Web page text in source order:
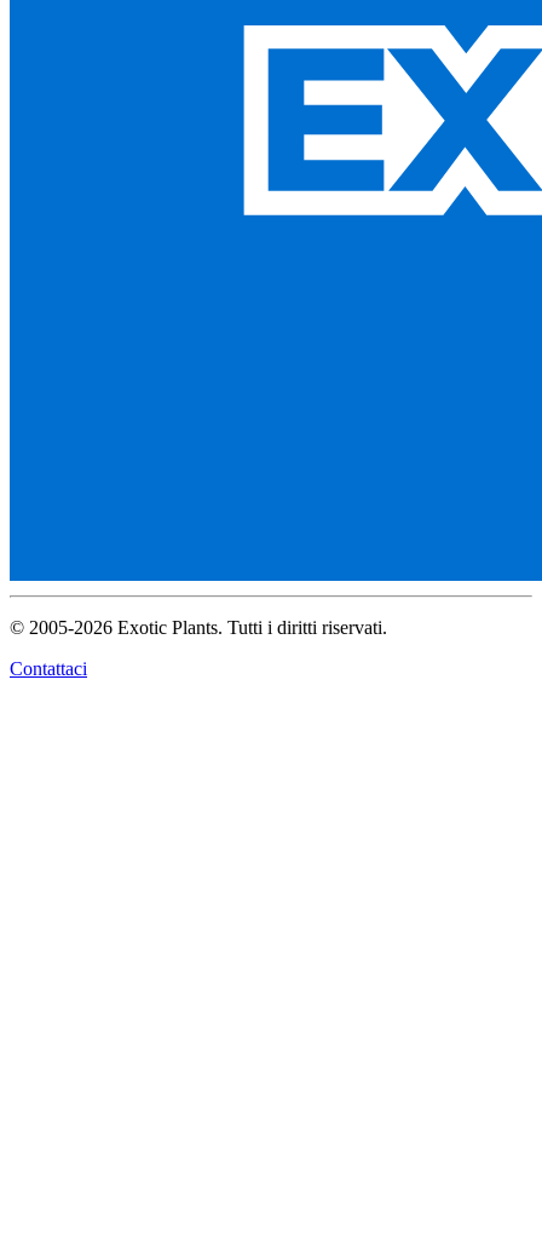
© 2005-2026 Exotic Plants. Tutti i diritti riservati.
Contattaci